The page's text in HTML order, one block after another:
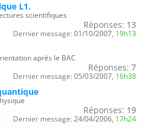
L1.
scientifiques
Réponses: 13
Dernier message: 01/10/2007, 19h13
après le BAC
Réponses: 7
Dernier message: 05/03/2007, 16h38
Réponses: 19
Dernier message: 24/04/2006, 17h24